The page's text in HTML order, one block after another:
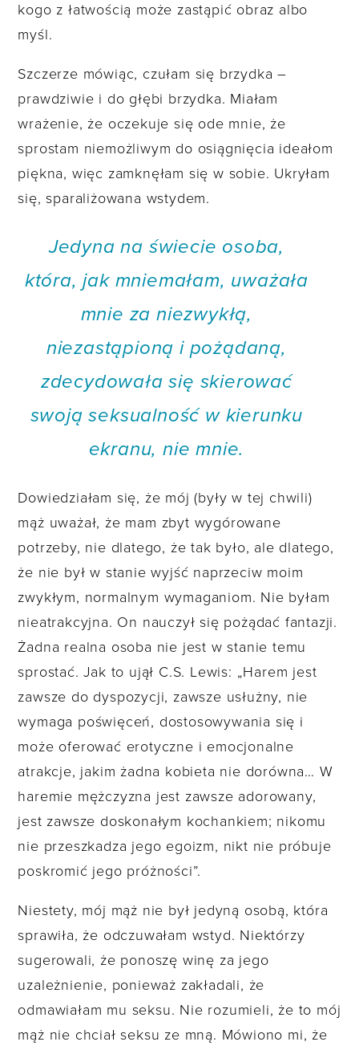
kogo z łatwością może zastąpić obraz albo
myśl.
Szczerze mówiąc, czułam się brzydka –
prawdziwie i do głębi brzydka. Miałam
wrażenie, że oczekuje się ode mnie, że
sprostam niemożliwym do osiągnięcia ideałom
piękna, więc zamknęłam się w sobie. Ukryłam
się, sparaliżowana wstydem.
Jedyna na świecie osoba,
która, jak mniemałam, uważała
mnie za niezwykłą,
niezastąpioną i pożądaną,
zdecydowała się skierować
swoją seksualność w kierunku
ekranu, nie mnie.
Dowiedziałam się, że mój (były w tej chwili)
mąż uważał, że mam zbyt wygórowane
potrzeby, nie dlatego, że tak było, ale dlatego,
że nie był w stanie wyjść naprzeciw moim
zwykłym, normalnym wymaganiom. Nie byłam
nieatrakcyjna. On nauczył się pożądać fantazji.
Żadna realna osoba nie jest w stanie temu
sprostać. Jak to ujął C.S. Lewis: „Harem jest
zawsze do dyspozycji, zawsze usłużny, nie
wymaga poświęceń, dostosowywania się i
może oferować erotyczne i emocjonalne
atrakcje, jakim żadna kobieta nie dorówna… W
haremie mężczyzna jest zawsze adorowany,
jest zawsze doskonałym kochankiem; nikomu
nie przeszkadza jego egoizm, nikt nie próbuje
poskromić jego próżności”.
Niestety, mój mąż nie był jedyną osobą, która
sprawiła, że odczuwałam wstyd. Niektórzy
sugerowali, że ponoszę winę za jego
uzależnienie, ponieważ zakładali, że
odmawiałam mu seksu. Nie rozumieli, że to mój
mąż nie chciał seksu ze mną. Mówiono mi, że